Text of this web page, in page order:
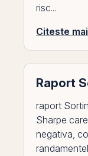
risc...
Citeste
Raport
raport
Sharpe
negativa,